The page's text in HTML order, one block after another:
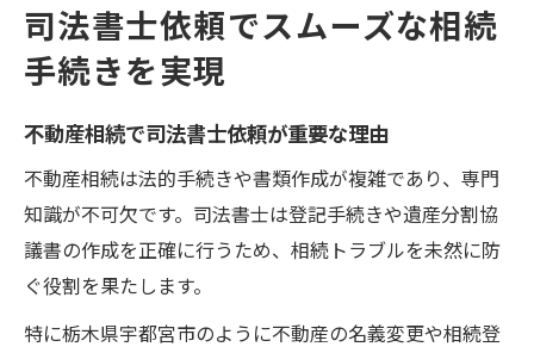
司法書士依頼でスムーズな相続
手続きを実現
不動産相続で司法書士依頼が重要な理由
不動産相続は法的手続きや書類作成が複雑であり、専門
知識が不可欠です。司法書士は登記手続きや遺産分割協
議書の作成を正確に行うため、相続トラブルを未然に防
ぐ役割を果たします。
特に栃木県宇都宮市のように不動産の名義変更や相続登